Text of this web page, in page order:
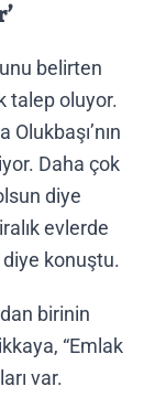
belirten
talep oluyor.
Daha çok
diye
evlerde
diye konuştu.
birinin
“Emlak
var.